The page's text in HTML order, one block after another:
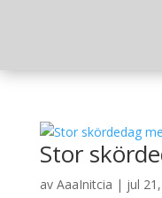
Stor
av AaaInitcia | jul